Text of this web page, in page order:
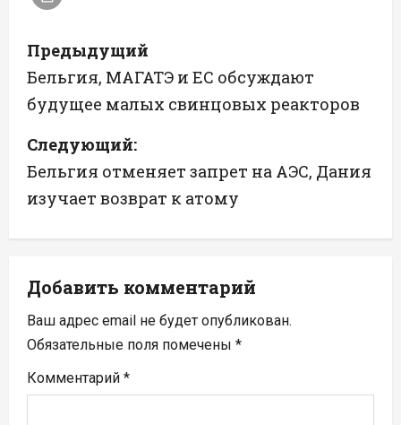
Н
а
в
и
г
а
и
я
п
Предыдущий
Бельгия, МАГАТЭ и ЕС обсуждают
будущее малых свинцовых реакторов
Следующий:
Бельгия отменяет запрет на АЭС, Дания
изучает возврат к атому
Добавить комментарий
Ваш адрес email не будет опубликован.
Обязательные поля помечены *
Комментарий *